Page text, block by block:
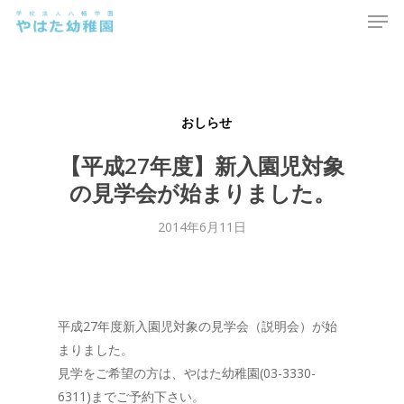
Skip
おしらせ
【平成27年度】新入園児対象
の見学会が始まりました。
2014年6月11日
平成27年度新入園児対象の見学会（説明会）が始
まりました。
見学をご希望の方は、やはた幼稚園(03-3330-
6311)までご予約下さい。